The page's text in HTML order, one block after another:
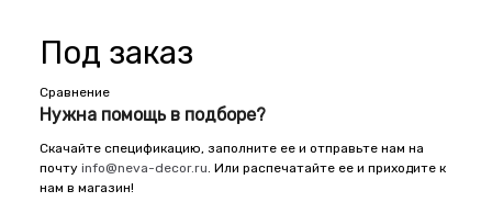
Под заказ
Сравнение
Нужна помощь в подборе?
Скачайте спецификацию, заполните ее и отправьте нам на
почту info@neva-decor.ru . Или распечатайте ее и приходите к
нам в магазин!